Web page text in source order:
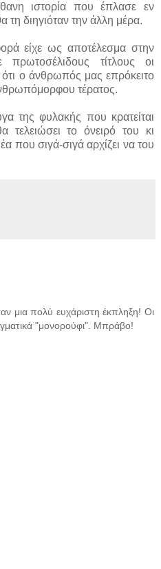
ιστορία που έπλασε εν
τη διηγιόταν την άλλη μέρα.
είχε ως αποτέλεσμα στην
τίτλους οι
ότι ο άνθρωπός μας επρόκειτο
τέρατος.
της φυλακής που κρατείται
τελειώσει το όνειρό του κι
που σιγά-σιγά αρχίζει να του
μια πολύ ευχάριστη έκπληξη! Οι
"μονορούφι". Μπράβο!